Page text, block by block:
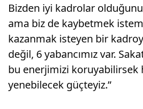
Bizden iyi kadrolar
ama biz de kaybetmek
kazanmak isteyen bir
değil, 6 yabancımız var.
bu enerjimizi koruyabilirsek
yenebilecek güçteyiz.”